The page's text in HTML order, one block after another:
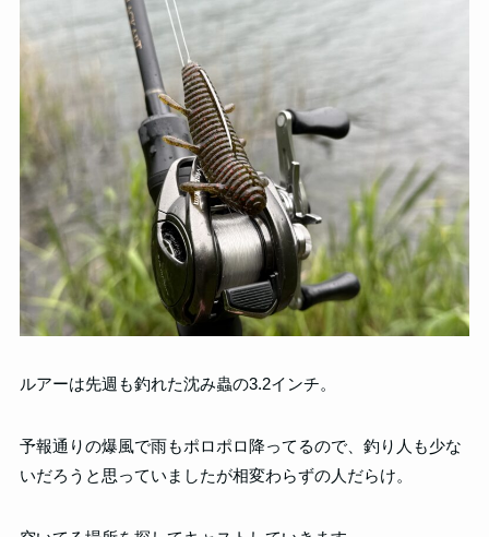
ルアーは先週も釣れた沈み蟲の3.2インチ。
予報通りの爆風で雨もポロポロ降ってるので、釣り人も少な
いだろうと思っていましたが相変わらずの人だらけ。